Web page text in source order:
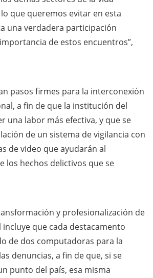
que queremos evitar en esta
una verdadera participación
de estos encuentros”,
pasos firmes para la interconexión
a fin de que la institución del
una labor más efectiva, y que se
de un sistema de vigilancia con
de video que ayudarán al
los hechos delictivos que se
y profesionalización de
incluye que cada destacamento
de dos computadoras para la
denuncias, a fin de que, si se
punto del país, esa misma